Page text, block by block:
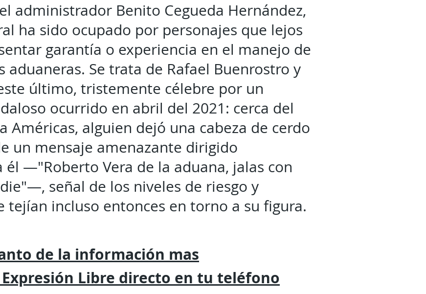
administrador Benito Cegueda Hernández,
ha sido ocupado por personajes que lejos
garantía o experiencia en el manejo de
aduaneras. Se trata de Rafael Buenrostro y
último, tristemente célebre por un
ocurrido en abril del 2021: cerca del
Américas, alguien dejó una cabeza de cerdo
un mensaje amenazante dirigido
él —"Roberto Vera de la aduana, jalas con
señal de los niveles de riesgo y
tejían incluso entonces en torno a su figura.
de la información mas
Expresión Libre directo en tu teléfono